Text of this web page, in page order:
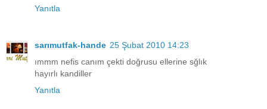
Yanıtla
sarımutfak-hande 25 Şubat 2010 14:23
ımmm nefis canım çekti doğrusu ellerine sğlık
hayırlı kandiller
Yanıtla